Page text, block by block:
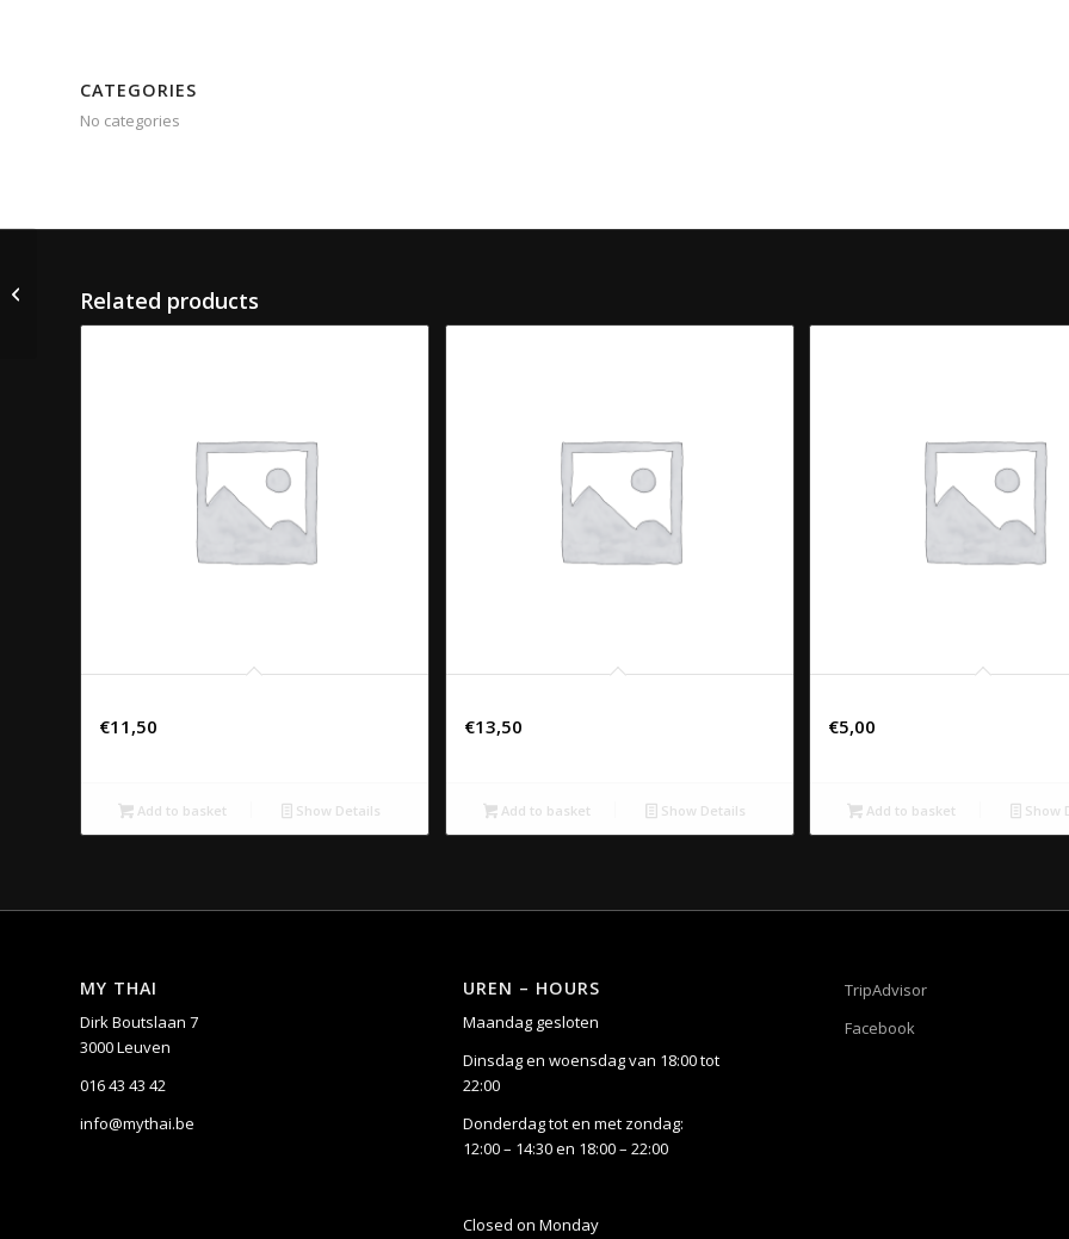
CATEGORIES
No categories
Related products
€11,50
Add to basket Show Details
€13,50
Add to basket Show Details
€5,00
Add to basket Show
MY THAI
Dirk Boutslaan 7
3000 Leuven
016 43 43 42
info@mythai.be
UREN – HOURS
Maandag gesloten
Dinsdag en woensdag van 18:00 tot
22:00
Donderdag tot en met zondag:
12:00 – 14:30 en 18:00 – 22:00
Closed on Monday
TripAdvisor
Facebook
68. PHAD PHAK TOFU